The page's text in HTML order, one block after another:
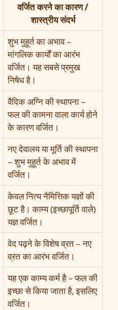
वर्जित करने का कारण /
शास्त्रीय संदर्भ
शुभ मुहूर्त का अभाव –
मांगलिक कार्यों का आरंभ
वर्जित। यह सबसे प्रमुख
निषेध है।
वैदिक अग्नि की स्थापना –
फल की कामना वाला कार्य होने
के कारण वर्जित।
नए देवालय या मूर्ति की स्थापना
– शुभ मुहूर्त के अभाव में
वर्जित।
केवल नित्य नैमित्तिक यज्ञों की
छूट है। काम्य (इच्छापूर्ति वाले)
यज्ञ वर्जित।
वेद पढ़ने के विशेष व्रत – नए
व्रत का आरंभ वर्जित।
यह एक काम्य कर्म है – फल की
इच्छा से किया जाता है, इसलिए
वर्जित।